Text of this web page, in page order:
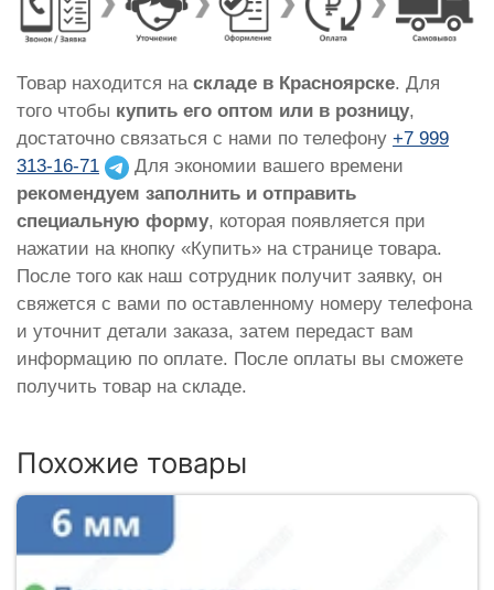
Товар находится на складе в Красноярске. Для
того чтобы купить его оптом или в розницу,
достаточно связаться с нами по телефону +7 999
313-16-71
Для экономии вашего времени
рекомендуем заполнить и отправить
специальную форму, которая появляется при
нажатии на кнопку «Купить» на странице товара.
После того как наш сотрудник получит заявку, он
свяжется с вами по оставленному номеру телефона
и уточнит детали заказа, затем передаст вам
информацию по оплате. После оплаты вы сможете
получить товар на складе.
Похожие товары